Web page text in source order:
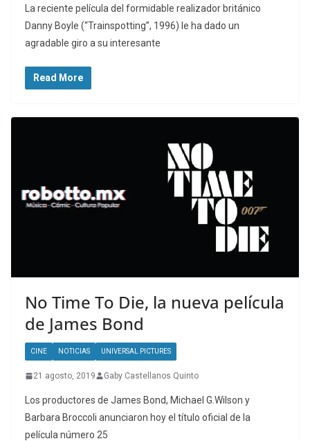
La reciente película del formidable realizador británico
Danny Boyle (“Trainspotting”, 1996) le ha dado un
agradable giro a su interesante
Read More
No Time To Die, la nueva película
de James Bond
CINE NOTICIAS UNIVERSAL PICTURES
21 agosto, 2019 Gaby Castellanos Quinto
Los productores de James Bond, Michael G.Wilson y
Barbara Broccoli anunciaron hoy el título oficial de la
película número 25